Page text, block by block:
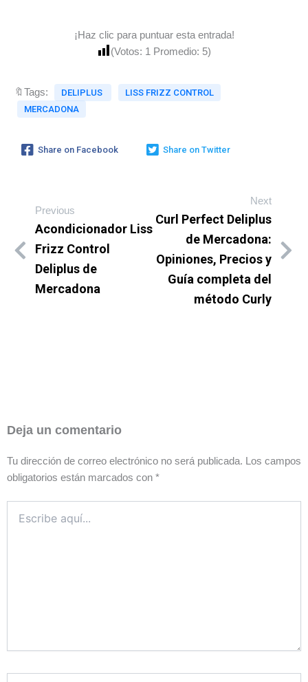
¡Haz clic para puntuar esta entrada!
(Votos: 1 Promedio: 5)
🔖Tags: DELIPLUS
LISS FRIZZ CONTROL
MERCADONA
Share on Facebook Share on Twitter
Previous
Acondicionador Liss
Frizz Control
Deliplus de
Mercadona
Next
Curl Perfect Deliplus
de Mercadona:
Opiniones, Precios y
Guía completa del
método Curly
Deja un comentario
Tu dirección de correo electrónico no será publicada.
Los campos
obligatorios están marcados con *
aquí...